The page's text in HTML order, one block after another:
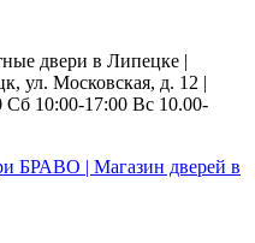
двери в Липецке |
ул. Московская, д. 12 |
10:00-17:00 Вс 10.00-